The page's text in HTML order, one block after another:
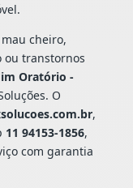
cheiro,
ou transtornos
Oratório -
O
,
11 94153-1856,
com garantia